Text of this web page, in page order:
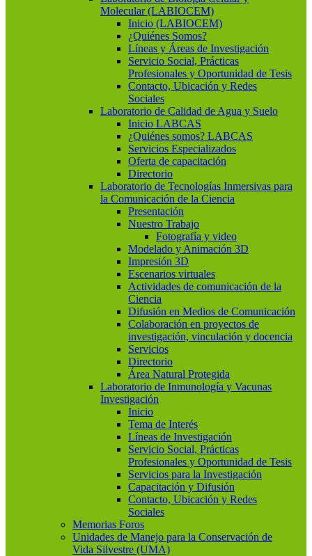
Molecular (LABIOCEM)
Inicio (LABIOCEM)
¿Quiénes Somos?
Líneas y Áreas de Investigación
Servicio Social, Prácticas
Profesionales y Oportunidad de Tesis
Contacto, Ubicación y Redes
Sociales
Laboratorio de Calidad de Agua y Suelo
Inicio LABCAS
¿Quiénes somos? LABCAS
Servicios Especializados
Oferta de capacitación
Directorio
Laboratorio de Tecnologías Inmersivas para
la Comunicación de la Ciencia
Presentación
Nuestro Trabajo
Fotografía y video
Modelado y Animación 3D
Impresión 3D
Escenarios virtuales
Actividades de comunicación de la
Ciencia
Difusión en Medios de Comunicación
Colaboración en proyectos de
investigación, vinculación y docencia
Servicios
Directorio
Área Natural Protegida
Laboratorio de Inmunología y Vacunas
Investigación
Inicio
Tema de Interés
Líneas de Investigación
Servicio Social, Prácticas
Profesionales y Oportunidad de Tesis
Servicios para la Investigación
Capacitación y Difusión
Contacto, Ubicación y Redes
Sociales
Memorias Foros
Unidades de Manejo para la Conservación de
Vida Silvestre (UMA)